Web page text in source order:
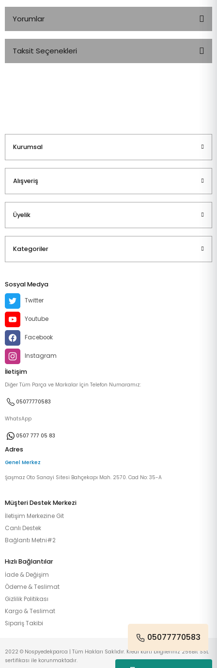
Yorumlar
Taksit Seçenekleri
Kurumsal
Alışveriş
Üyelik
Kategoriler
Sosyal Medya
Twitter
Youtube
Facebook
Instagram
İletişim
Diğer Tüm Parça ve Markalar İçin Telefon Numaramız:
05077770583
WhatsApp
0507 777 05 83
Adres
Genel Merkez
Şaşmaz Oto Sanayi Sitesi Bahçekapı Mah. 2570. Cad No: 35-A
Müşteri Destek Merkezi
İletişim Merkezine Git
Canlı Destek
Bağlantı Metni#2
Hızlı Bağlantılar
İade & Değişim
Ödeme & Teslimat
Gizlilik Politikası
Kargo & Teslimat
Sipariş Takibi
05077770583
2022 © Nospyedekparca | Tüm Hakları Saklıdır. Kredi kartı bilgileriniz 256Bit SSL
sertifikası ile korunmaktadır.